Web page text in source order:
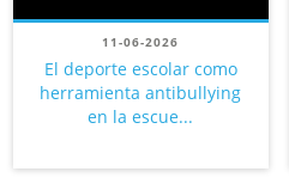
11-06-2026
El deporte escolar como
herramienta antibullying
en la escue...